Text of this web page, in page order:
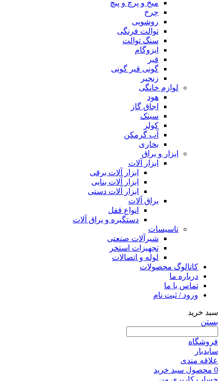
میخ و پرچ و پیچ
چرخ
روشویی
توالت فرنگی
سنگ توالت
ایزوگام
قیر
گونی قیر گونی
زنجیر
لوازم خانگی
هود
اجاق گاز
سینک
کولر
آب گرمکن
بخاری
ابزار و یراق
ابزار آلات
ابزار آلات برقی
ابزار آلات بنایی
ابزار آلات دستی
یراق آلات
انواع قفل
دستگیره و یراق آلات
تاسیسات
شیرآلات صنعتی
تجهیزات استخر
لوله و اتصالات
کاتالوگ محصولات
درباره ما
تماس با ما
ورود / ثبت نام
سبد خرید
بستن
فروشگاه
سایدبار
علاقه مندی
0 محصول سبد خرید